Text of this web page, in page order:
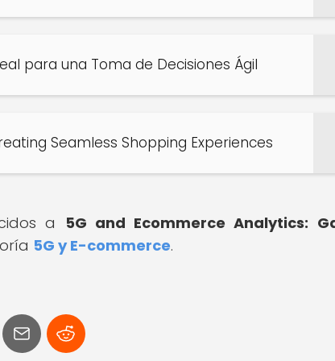
para una Toma de Decisiones Ágil
Seamless Shopping Experiences
a 5G and Ecommerce Analytics:
5G y E-commerce.